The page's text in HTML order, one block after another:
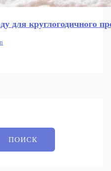
для круглогодичного
ПОИСК